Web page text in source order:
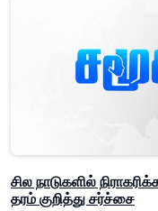
சில நாடுகளில்
தரம் குறித்து சர்ச்சை